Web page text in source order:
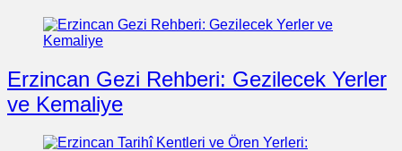
Erzincan Gezi Rehberi: Gezilecek Yerler
ve Kemaliye